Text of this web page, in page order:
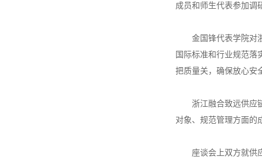
成员和师生代表参加调
金国锋代表学院对
国际标准和行业规范落
把质量关，确保放心安
浙江融合致远供应
对象、规范管理方面的
座谈会上双方就供